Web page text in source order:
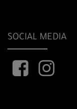
SOCIAL MEDIA